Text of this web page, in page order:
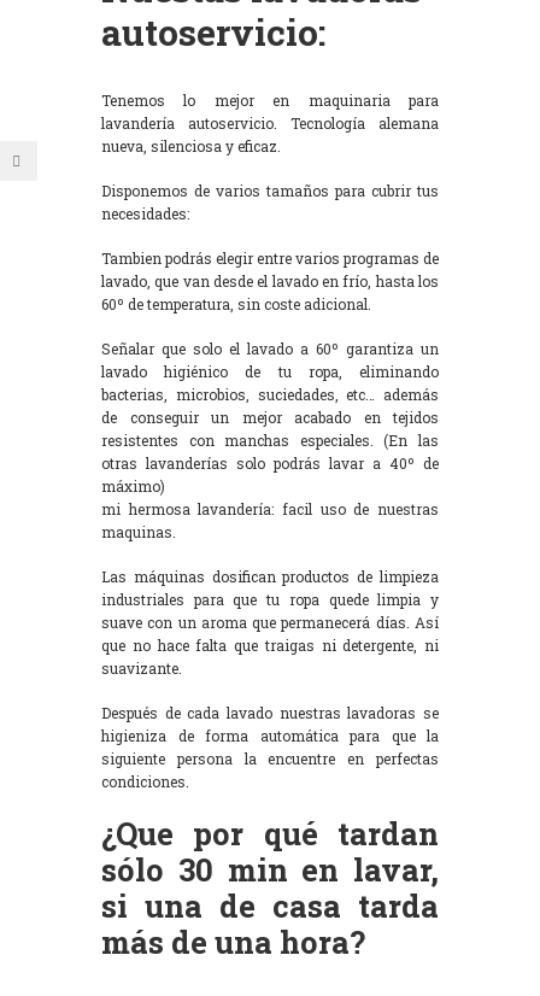
autoservicio:
Tenemos lo mejor en maquinaria para
lavandería autoservicio. Tecnología alemana
nueva, silenciosa y eficaz.
Disponemos de varios tamaños para cubrir tus
necesidades:
Tambien podrás elegir entre varios programas de
lavado, que van desde el lavado en frío, hasta los
60º de temperatura, sin coste adicional.
Señalar que solo el lavado a 60º garantiza un
lavado higiénico de tu ropa, eliminando
bacterias, microbios, suciedades, etc… además
de conseguir un mejor acabado en tejidos
resistentes con manchas especiales. (En las
otras lavanderías solo podrás lavar a 40º de
máximo)
mi hermosa lavandería: facil uso de nuestras
maquinas.
Las máquinas dosifican productos de limpieza
industriales para que tu ropa quede limpia y
suave con un aroma que permanecerá días. Así
que no hace falta que traigas ni detergente, ni
suavizante.
Después de cada lavado nuestras lavadoras se
higieniza de forma automática para que la
siguiente persona la encuentre en perfectas
condiciones.
¿Que por qué tardan
sólo 30 min en lavar,
si una de casa tarda
más de una hora?